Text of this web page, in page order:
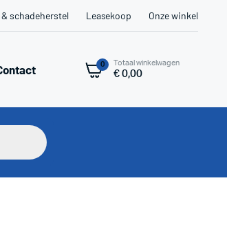
schadeherstel Leasekoop Onze winkel
0 Totaal winkelwagen
€ 0,00